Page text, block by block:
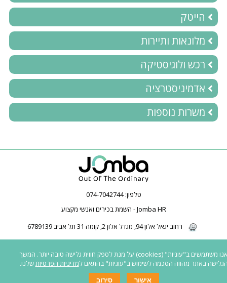
הייטק
מלונאות ותיירות
רכש ולוגיסטיקה
אדמיניסטרציה
משרות נוספות
טלפון:074-7042744
Jomba HR - השמת בכירים ואנשי מקצוע
רחוב יגאל אלון 94, מגדל אלון 2, קומה 31 תל אביב 6789139
2026 © כל הזכויות שמורות ל-Jomba HR | חברת השמה | השמת בכירים | השמת
פיננסים | |כל המשרות באתר פונות לגברים ונשים כאחד|נגישות לאנשים עם
תנאי שימוש ומדיניות פרטיות
אנו משתמשים ב"עוגיות" (cookies) על מנת לספק חווית גלישה טובה יותר. המשך
באתר מהווה הסכמה לשימוש ב"עוגיות" בהתאם למדיניות הפרטיותשלנו.
אישור סירוב